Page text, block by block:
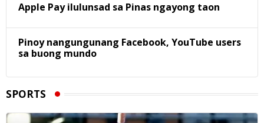
Apple Pay ilulunsad sa Pinas ngayong taon
Pinoy nangungunang Facebook, YouTube users
sa buong mundo
SPORTS